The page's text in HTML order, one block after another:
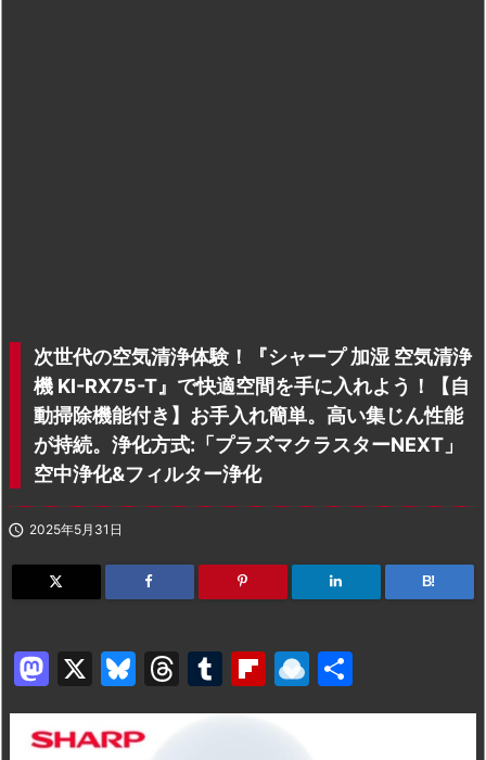
次世代の空気清浄体験！『シャープ 加湿 空気清浄
機 KI-RX75-T』で快適空間を手に入れよう！【自
動掃除機能付き】お手入れ簡単。高い集じん性能
が持続。浄化方式:「プラズマクラスターNEXT」
空中浄化&フィルター浄化
 2025年5月31日
B!
M
a
st
X
Bl
u
e
T
hr
e
T
u
Fl
ip
b
R
ai 有